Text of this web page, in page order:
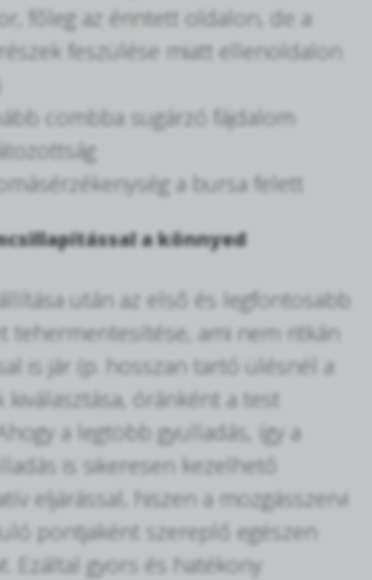
főleg az érintett oldalon, de a
feszülése miatt ellenoldalon
combba sugárzó fájdalom
a bursa felett
a könnyed
után az első és legfontosabb
tehermentesítése, ami nem ritkán
is jár (p. hosszan tartó ülésnél a
kiválasztása, óránként a test
a legtöbb gyulladás, így a
is sikeresen kezelhető
eljárással, hiszen a mozgásszervi
pontjaként szereplő egészen
Ezáltal gyors és hatékony